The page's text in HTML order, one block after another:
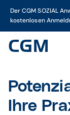
Der CGM SOZIAL
kostenlosen
Ihre